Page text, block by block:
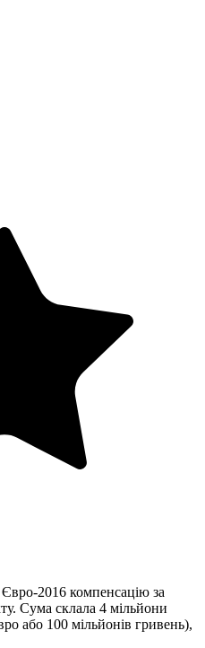
2016 компенсацію за
Сума склала 4 мільйони
або 100 мільйонів гривень),